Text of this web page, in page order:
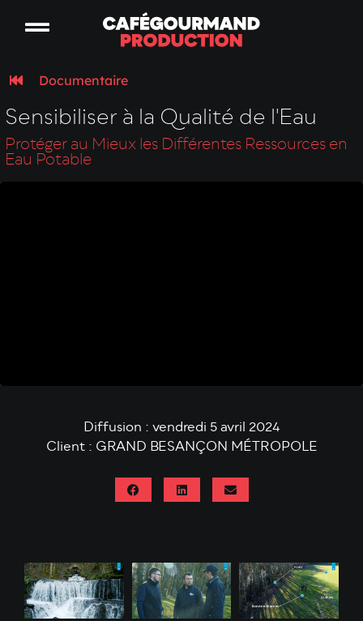
Documentaire
Sensibiliser à la Qualité de l'Eau
Protéger au Mieux les Différentes Ressources en
Eau Potable
Diffusion : vendredi 5 avril 2024
Client : GRAND BESANÇON MÉTROPOLE